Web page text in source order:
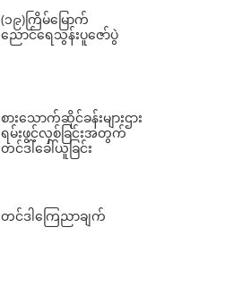
(၁၉)ကြိမ်မြောက်
ညောင်ရေသွန်းပူဇော်ပွဲ
စားသောက်ဆိုင်ခန်းများဌား
ရမ်းဖွင့်လှစ်ခြင်းအတွက်
တင်ဒါခေါ်ယူခြင်း
တင်ဒါကြေညာချက်